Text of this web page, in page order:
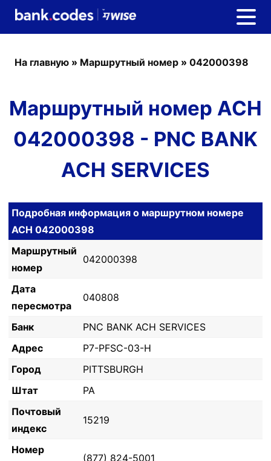
На главную » Маршрутный номер » 042000398
Маршрутный номер ACH
042000398 - PNC BANK
ACH SERVICES
Подробная информация о маршрутном номере
ACH 042000398
Маршрутный
номер
042000398
Дата
пересмотра
040808
Банк
PNC BANK ACH SERVICES
Адрес
P7-PFSC-03-H
Город
PITTSBURGH
Штат
PA
Почтовый
индекс
15219
Номер
(877) 824-5001